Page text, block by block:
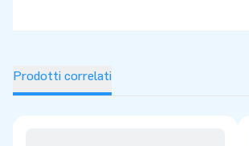
Prodotti correlati